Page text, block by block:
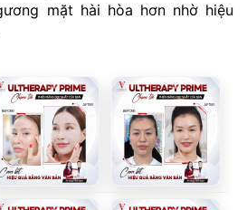
mặt hài hòa hơn nhờ hiệu